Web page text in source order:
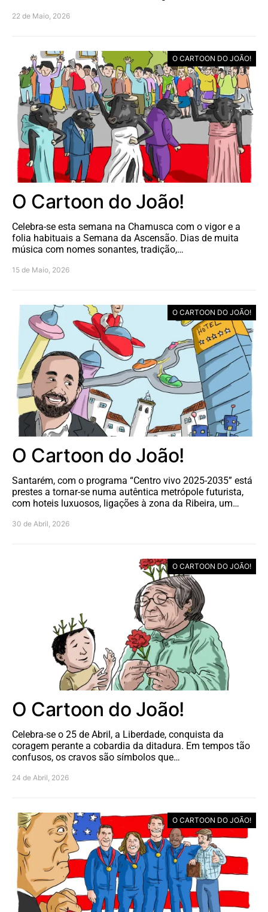
22 de Maio, 2026
O CARTOON DO JOÃO!
O Cartoon do João!
Celebra-se esta semana na Chamusca com o vigor e a
folia habituais a Semana da Ascensão. Dias de muita
música com nomes sonantes, tradição,…
15 de Maio, 2026
O CARTOON DO JOÃO!
O Cartoon do João!
Santarém, com o programa “Centro vivo 2025-2035” está
prestes a tornar-se numa autêntica metrópole futurista,
com hoteis luxuosos, ligações à zona da Ribeira, um…
30 de Abril, 2026
O CARTOON DO JOÃO!
O Cartoon do João!
Celebra-se o 25 de Abril, a Liberdade, conquista da
coragem perante a cobardia da ditadura. Em tempos tão
confusos, os cravos são símbolos que…
24 de Abril, 2026
O CARTOON DO JOÃO!